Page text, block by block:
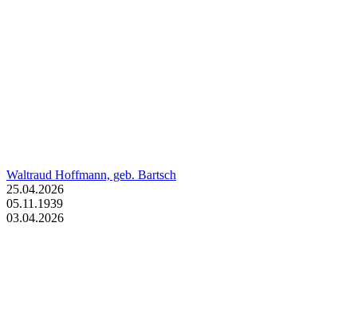
Waltraud Hoffmann, geb. Bartsch
25.04.2026
05.11.1939
03.04.2026